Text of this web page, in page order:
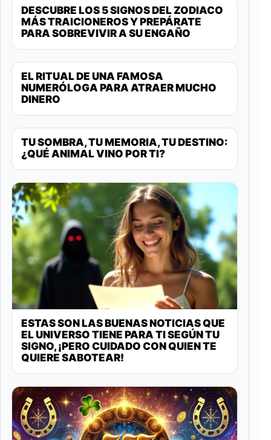
DESCUBRE LOS 5 SIGNOS DEL ZODIACO
MÁS TRAICIONEROS Y PREPÁRATE
PARA SOBREVIVIR A SU ENGAÑO
EL RITUAL DE UNA FAMOSA
NUMERÓLOGA PARA ATRAER MUCHO
DINERO
TU SOMBRA, TU MEMORIA, TU DESTINO:
¿QUÉ ANIMAL VINO POR TI?
ESTAS SON LAS BUENAS NOTICIAS QUE
EL UNIVERSO TIENE PARA TI SEGÚN TU
SIGNO, ¡PERO CUIDADO CON QUIEN TE
QUIERE SABOTEAR!